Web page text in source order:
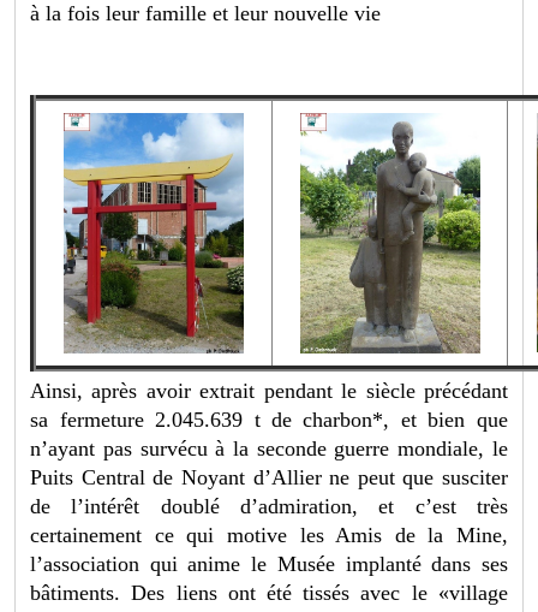
à la fois leur famille et leur nouvelle vie
Ainsi, après avoir extrait pendant le siècle précédant
sa fermeture 2.045.639 t de charbon*, et bien que
n’ayant pas survécu à la seconde guerre mondiale, le
Puits Central de Noyant d’Allier ne peut que susciter
de l’intérêt doublé d’admiration, et c’est très
certainement ce qui motive les Amis de la Mine,
l’association qui anime le Musée implanté dans ses
bâtiments. Des liens ont été tissés avec le «village